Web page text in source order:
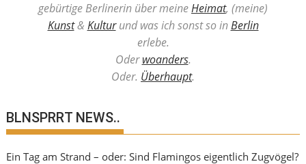
gebürtige Berlinerin über meineHeimat, (meine)
Kunst& Kulturund was ich sonst so inBerlin
erlebe.
Oderwoanders.
Oder. Überhaupt.
BLNSPRRT NEWS..
Ein Tag am Strand – oder: Sind Flamingos eigentlich Zugvögel?